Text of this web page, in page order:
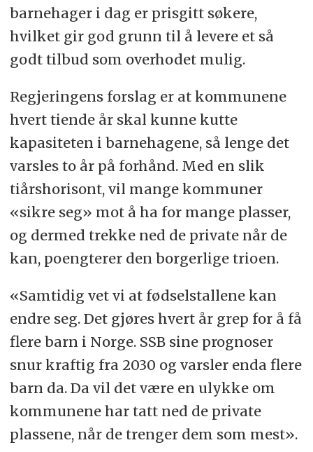
barnehager i dag er prisgitt søkere,
hvilket gir god grunn til å levere et så
godt tilbud som overhodet mulig.
Regjeringens forslag er at kommunene
hvert tiende år skal kunne kutte
kapasiteten i barnehagene, så lenge det
varsles to år på forhånd. Med en slik
tiårshorisont, vil mange kommuner
«sikre seg» mot å ha for mange plasser,
og dermed trekke ned de private når de
kan, poengterer den borgerlige trioen.
«Samtidig vet vi at fødselstallene kan
endre seg. Det gjøres hvert år grep for å få
flere barn i Norge. SSB sine prognoser
snur kraftig fra 2030 og varsler enda flere
barn da. Da vil det være en ulykke om
kommunene har tatt ned de private
plassene, når de trenger dem som mest».